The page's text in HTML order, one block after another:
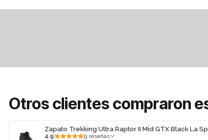
Otros clientes compraron
Zapato Trekking Ultra Raptor II Mid GTX Black La
4.9 9 reseñas